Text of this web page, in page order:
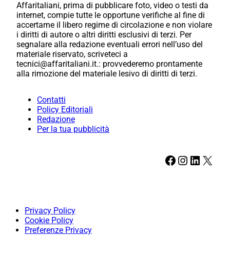
Affaritaliani, prima di pubblicare foto, video o testi da
internet, compie tutte le opportune verifiche al fine di
accertarne il libero regime di circolazione e non violare
i diritti di autore o altri diritti esclusivi di terzi. Per
segnalare alla redazione eventuali errori nell’uso del
materiale riservato, scriveteci a
tecnici@affaritaliani.it.: provvederemo prontamente
alla rimozione del materiale lesivo di diritti di terzi.
Contatti
Policy Editoriali
Redazione
Per la tua pubblicità
Facebook Instagram LinkedIn X
Privacy Policy
Cookie Policy
Preferenze Privacy